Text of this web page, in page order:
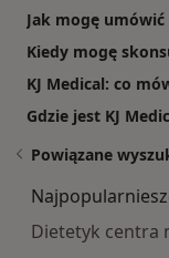
Jak mogę umówić
Kiedy mogę
KJ Medical: co
Gdzie jest KJ
Powiązane
Dietetyk centra